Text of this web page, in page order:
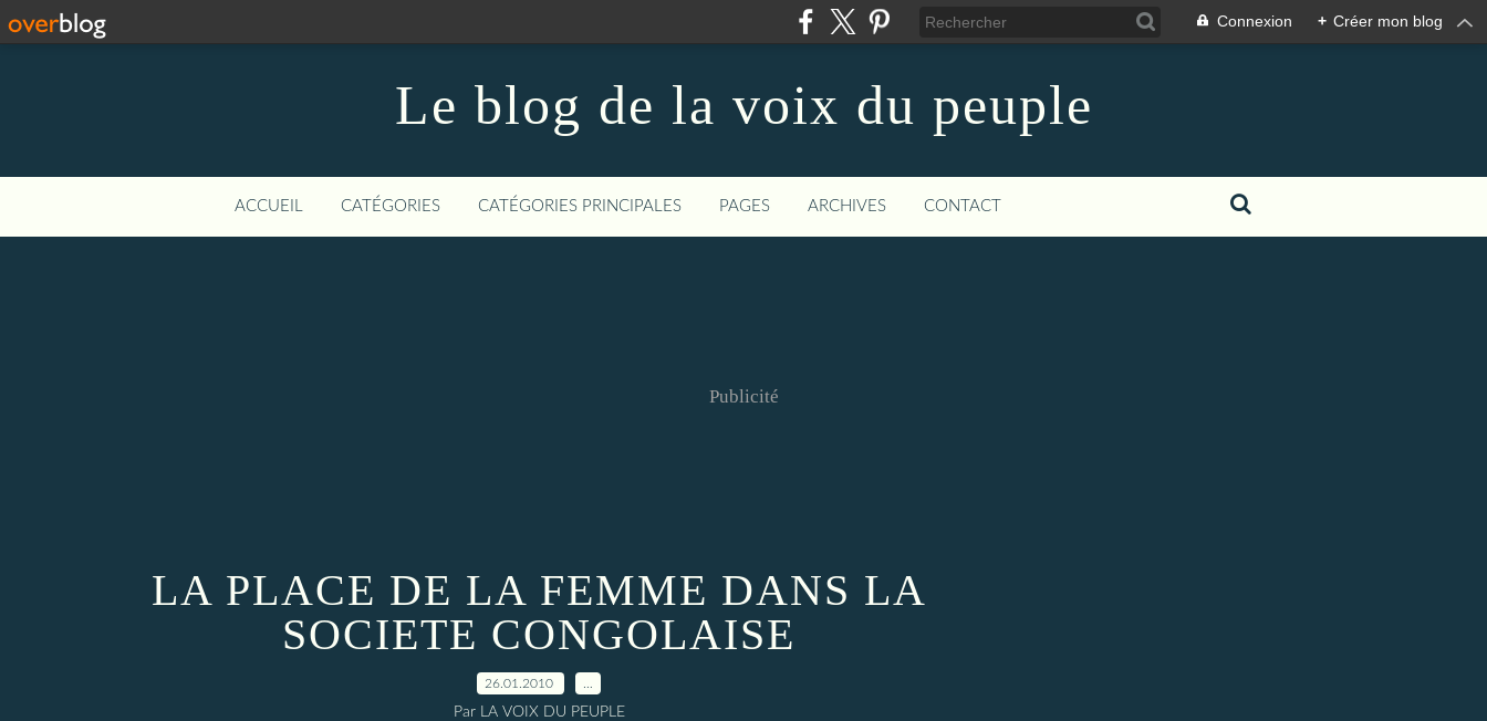
Connexion + Créer mon blog
Le blog de la voix du peuple
ACCUEIL CATÉGORIES CATÉGORIES PRINCIPALES PAGES ARCHIVES CONTACT
Publicité
LA PLACE DE LA FEMME DANS LA
SOCIETE CONGOLAISE
26.01.2010
Par LA VOIX DU PEUPLE